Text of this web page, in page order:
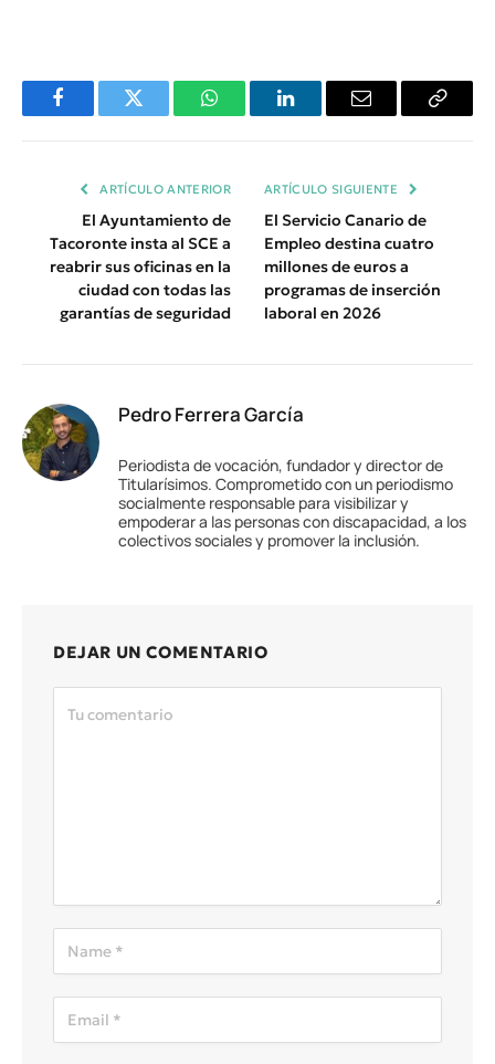
FacebookTwitter WhatsAppLinkedInEmail
Copiar
ARTÍCULO ANTERIOR
El Ayuntamiento de
Tacoronte insta al SCE a
reabrir sus oficinas en la
ciudad con todas las
garantías de seguridad
ARTÍCULO SIGUIENTE
El Servicio Canario de
Empleo destina cuatro
millones de euros a
programas de inserción
laboral en 2026
Pedro Ferrera García
Periodista de vocación, fundador y director de
Titularísimos. Comprometido con un periodismo
socialmente responsable para visibilizar y
empoderar a las personas con discapacidad, a los
colectivos sociales y promover la inclusión.
DEJAR UN COMENTARIO